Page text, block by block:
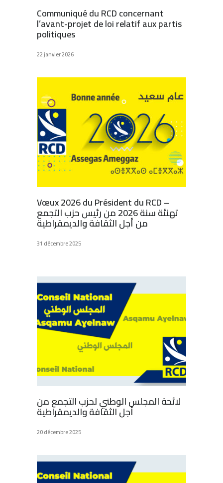
Communiqué du RCD concernant
l’avant-projet de loi relatif aux partis
politiques
22 janvier 2026
Vœux 2026 du Président du RCD –
تهنئة سنة 2026 من رئيس حزب التجمع
من أجل الثقافة والديمقراطية
31 décembre 2025
لائحة المجلس الوطني لحزب التجمع من
أجل الثقافة والديمقراطية
20 décembre 2025